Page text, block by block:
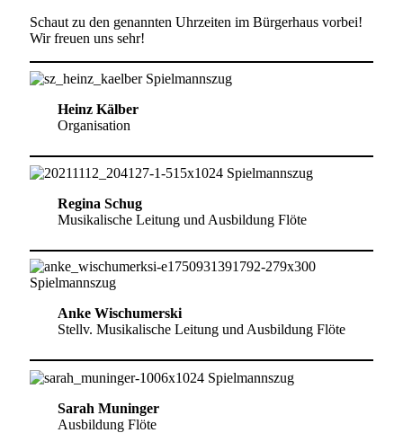
Schaut zu den genannten Uhrzeiten im Bürgerhaus vorbei!
Wir freuen uns sehr!
Heinz Kälber
Organisation
Regina Schug
Musikalische Leitung und Ausbildung Flöte
Anke Wischumerski
Stellv. Musikalische Leitung und Ausbildung Flöte
Sarah Muninger
Ausbildung Flöte